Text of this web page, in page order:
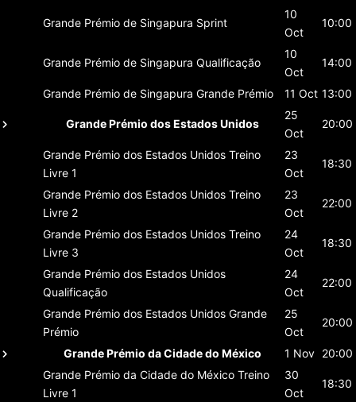
Grande Prémio de Singapura Sprint
10
Oct
10:00
Grande Prémio de Singapura Qualificação
10
Oct
14:00
Grande Prémio de Singapura Grande Prémio 11 Oct 13:00
Grande Prémio dos Estados Unidos
25
Oct
20:00
Grande Prémio dos Estados Unidos Treino
Livre 1
23
Oct
18:30
Grande Prémio dos Estados Unidos Treino
Livre 2
23
Oct
22:00
Grande Prémio dos Estados Unidos Treino
Livre 3
24
Oct
18:30
Grande Prémio dos Estados Unidos
Qualificação
24
Oct
22:00
Grande Prémio dos Estados Unidos Grande
Prémio
25
Oct
20:00
Grande Prémio da Cidade do México 1 Nov 20:00
Grande Prémio da Cidade do México Treino
Livre 1
30
Oct
18:30